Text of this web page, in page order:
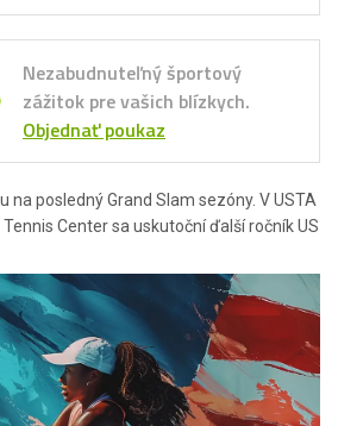
na posledný Grand Slam sezóny. V USTA
Center sa uskutoční ďalší ročník US
Nezabudnuteľný športový
zážitok pre vašich blízkych.
Objednať poukaz